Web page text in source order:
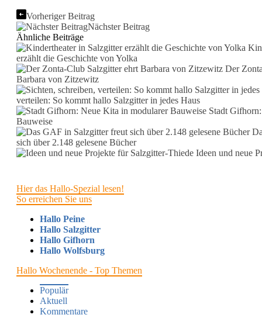
Vorheriger Beitrag
Nächster Beitrag
Ähnliche Beiträge
erzählt die Geschichte von Yolka
Der
Barbara von Zitzewitz
verteilen: So kommt hallo Salzgitter in jedes Haus
Stadt
Bauweise
sich über 2.148 gelesene Bücher
Ideen und neue
Hier das Hallo-Spezial lesen!
So erreichen Sie uns
Hallo Peine
Hallo Salzgitter
Hallo Gifhorn
Hallo Wolfsburg
Hallo Wochenende - Top Themen
Populär
Aktuell
Kommentare